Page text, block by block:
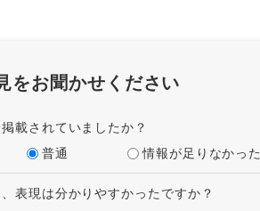
をお聞かせください
載されていましたか？
普通 情報が足りなかった
表現は分かりやすかったですか？